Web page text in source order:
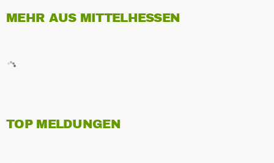
MEHR AUS MITTELHESSEN
TOP MELDUNGEN